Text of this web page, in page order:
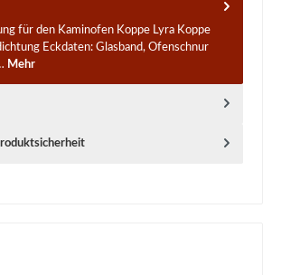
für den Kaminofen Koppe Lyra Koppe
Eckdaten: Glasband, Ofenschnur
Mehr